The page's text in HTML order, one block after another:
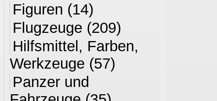
Figuren (14)
Flugzeuge (209)
Hilfsmittel, Farben,
Werkzeuge (57)
Panzer und